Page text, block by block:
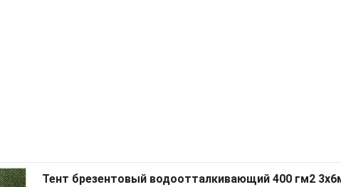
Тент брезентовый водоотталкивающий 400 гм2